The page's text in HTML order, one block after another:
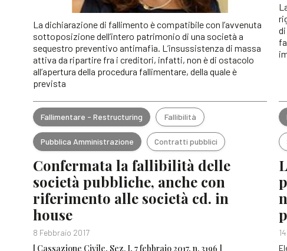
La dichiarazione di fallimento è compatibile con l’avvenuta
sottoposizione dell’intero patrimonio di una società a
sequestro preventivo antimafia. L’insussistenza di massa
attiva da ripartire fra i creditori, infatti, non è di ostacolo
all’apertura della procedura fallimentare, della quale è
prevista
Fallimentare - Restructuring Fallibilità
Pubblica Amministrazione Contratti pubblici
Confermata la fallibilità delle
società pubbliche, anche con
riferimento alle società cd. in
house
8 Febbraio 2017
[ Cassazione Civile, Sez. I, 7 febbraio 2017, n. 3196 ]